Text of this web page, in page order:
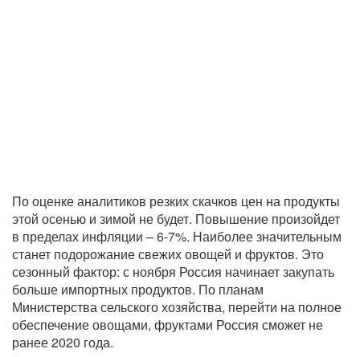
По оценке аналитиков резких скачков цен на продукты
этой осенью и зимой не будет. Повышение произойдет
в пределах инфляции – 6-7%. Наиболее значительным
станет подорожание свежих овощей и фруктов. Это
сезонный фактор: с ноября Россия начинает закупать
больше импортных продуктов. По планам
Министерства сельского хозяйства, перейти на полное
обеспечение овощами, фруктами Россия сможет не
ранее 2020 года.